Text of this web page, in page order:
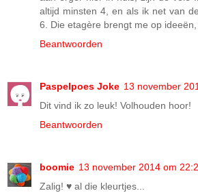
altijd minsten 4, en als ik net van
6. Die etagère brengt me op
Beantwoorden
Paspelpoes Joke 13 november
Dit vind ik zo leuk! Volhouden hoor!
Beantwoorden
boomie 13 november 2014 om
Zalig! ♥ al die kleurtjes...